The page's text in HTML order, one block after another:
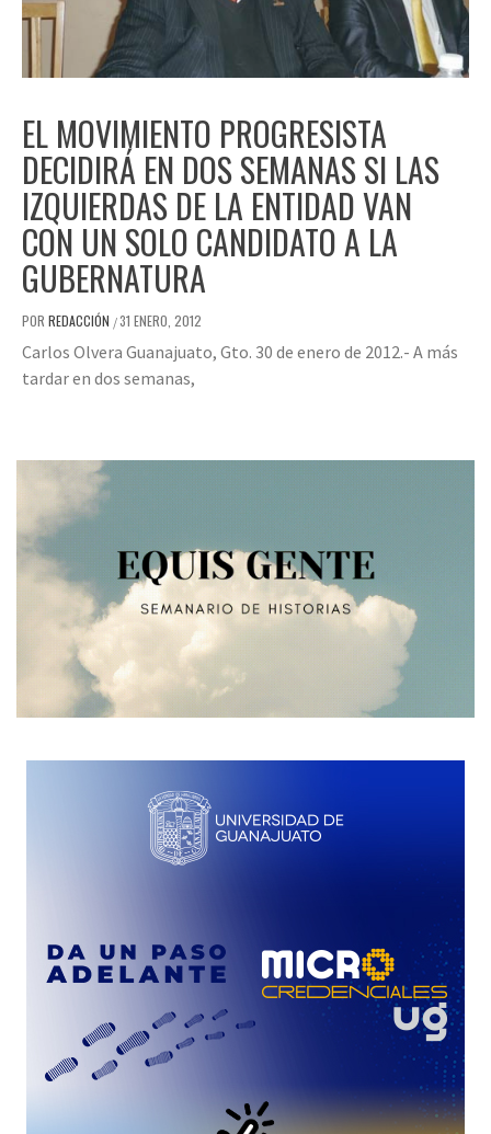
EL MOVIMIENTO PROGRESISTA
DECIDIRÁ EN DOS SEMANAS SI LAS
IZQUIERDAS DE LA ENTIDAD VAN
CON UN SOLO CANDIDATO A LA
GUBERNATURA
POR REDACCIÓN /31 ENERO, 2012
Carlos Olvera Guanajuato, Gto. 30 de enero de 2012.- A más
tardar en dos semanas,